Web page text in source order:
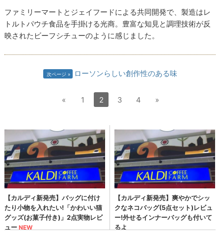
ファミリーマートとジェイフードによる共同開発で、製造はレ
トルトパウチ食品を手掛ける光商。豊富な知見と調理技術が反
映されたビーフシチューのように感じました。
次ページ ローソンらしい創作性のある味
« 1 2 3 4 »